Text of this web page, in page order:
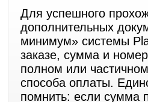
Для успешного
дополнительных
минимум» системы
заказе, сумма и
полном или
способа оплаты.
помнить: если сумма